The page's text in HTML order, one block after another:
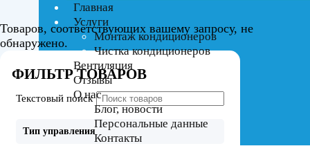
Главная
Услуги
Монтаж кондиционеров
Чистка кондиционеров
Вентиляция
Отзывы
О нас
Блог, новости
Персональные данные
Контакты
Товаров, соответствующих вашему запросу, не
обнаружено.
ФИЛЬТР ТОВАРОВ
Текстовый поиск
Тип управления